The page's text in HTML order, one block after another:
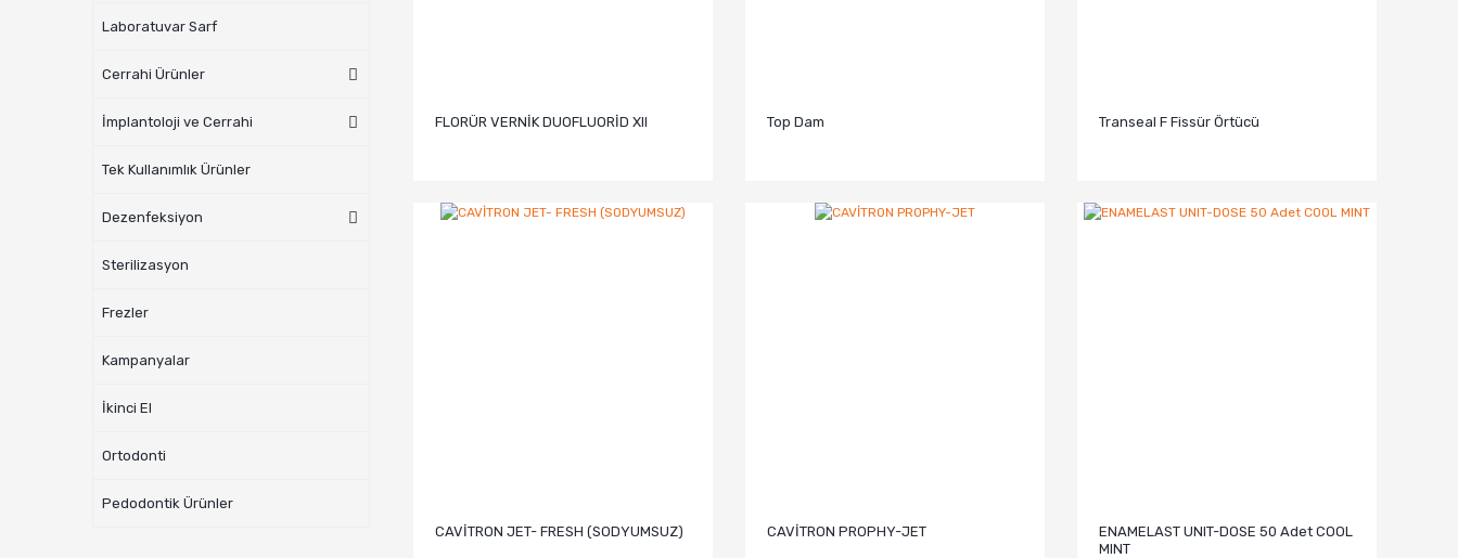
Laboratuvar Sarf
Cerrahi Ürünler
İmplantoloji ve Cerrahi
Tek Kullanımlık Ürünler
Dezenfeksiyon
Sterilizasyon
Frezler
Kampanyalar
İkinci El
Ortodonti
Pedodontik Ürünler
FLORÜR VERNİK DUOFLUORİD XII Top Dam Transeal F Fissür Örtücü
CAVİTRON JET- FRESH (SODYUMSUZ) CAVİTRON PROPHY-JET
ENAMELAST UNIT-DOSE 50 Adet COOL
MINT